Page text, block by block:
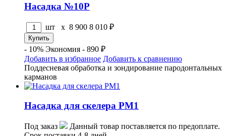
Насадка №10P
шт x 8 900 8 010 ₽
- 10% Экономия - 890 ₽
Добавить в избранное Добавить к сравнению
Поддесневая обработка и зондирование пародонтальных
карманов
Насадка для скелера PM1
Под заказ
Данный товар поставляется по предоплате.